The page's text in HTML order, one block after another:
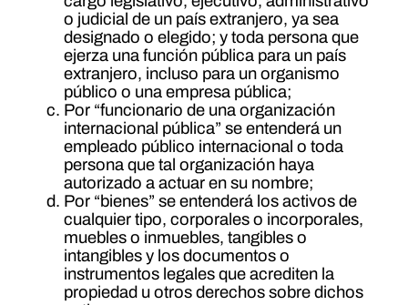
o judicial de un país extranjero, ya sea
designado o elegido; y toda persona que
ejerza una función pública para un país
extranjero, incluso para un organismo
público o una empresa pública;
Por “funcionario de una organización
internacional pública” se entenderá un
empleado público internacional o toda
persona que tal organización haya
autorizado a actuar en su nombre;
Por “bienes” se entenderá los activos de
cualquier tipo, corporales o incorporales,
muebles o inmuebles, tangibles o
intangibles y los documentos o
instrumentos legales que acrediten la
propiedad u otros derechos sobre dichos